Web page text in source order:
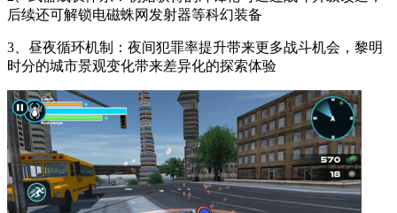
后续还可解锁电磁蛛网发射器等科幻装备
3、昼夜循环机制：夜间犯罪率提升带来更多战斗机会，黎明
时分的城市景观变化带来差异化的探索体验